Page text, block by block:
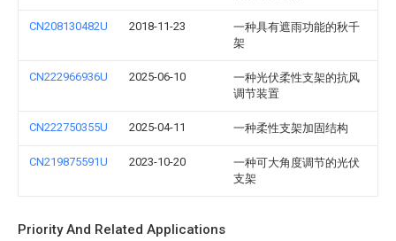
CN208130482U 2018-11-23
一种具有遮雨功能的秋千
架
CN222966936U 2025-06-10
一种光伏柔性支架的抗风
调节装置
CN222750355U 2025-04-11 一种柔性支架加固结构
CN219875591U 2023-10-20
一种可大角度调节的光伏
支架
Priority And Related Applications